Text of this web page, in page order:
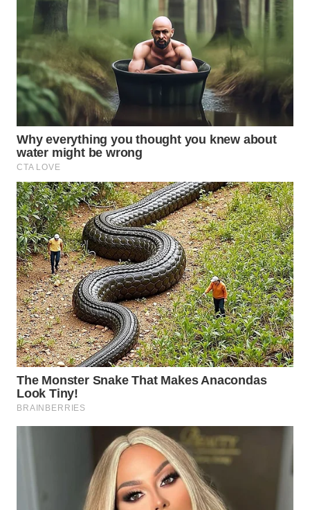
NIAS
WN
LANGKAT
WN
TAPANULI
SELATAN
WN
TANJUNG
LESUNG
WN
KARO
WN
SIMALUNGUN
WN
LABUHANBATU
WN